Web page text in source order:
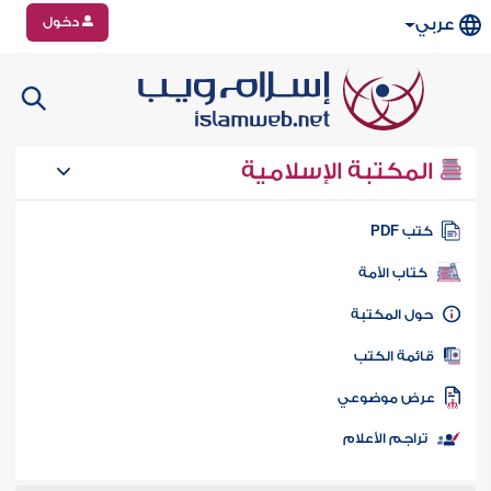
عربي دخول
المكتبة الإسلامية
كتب PDF
كتاب الأمة
المكتبة
الكتب
موضوعي